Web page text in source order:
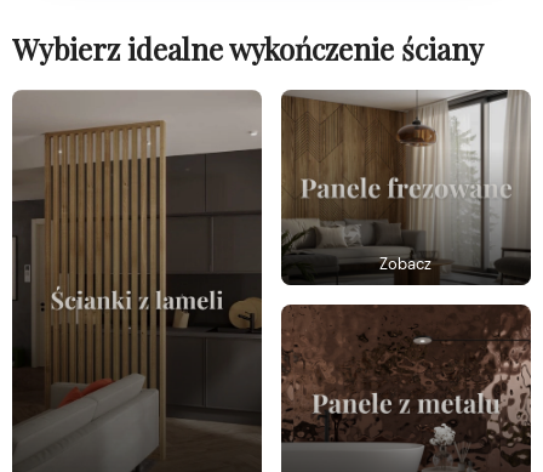
Wybierz idealne wykończenie ściany
Zobacz